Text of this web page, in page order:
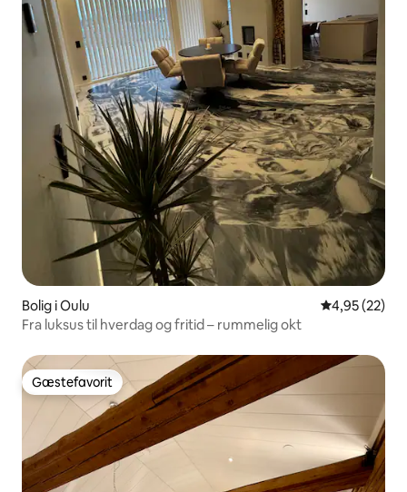
Bolig i Oulu 4,95 ud af 5 i
4,95 (22)
Fra luksus til hverdag og fritid – rummelig okt
Gæstefavorit
Gæstefavorit